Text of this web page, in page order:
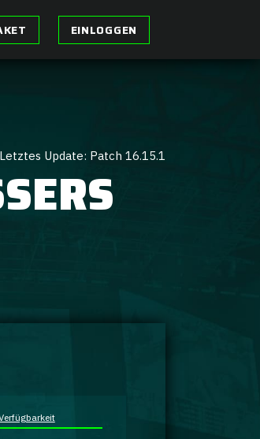
EINLOGGEN
Letztes Update: Patch 16.15.1